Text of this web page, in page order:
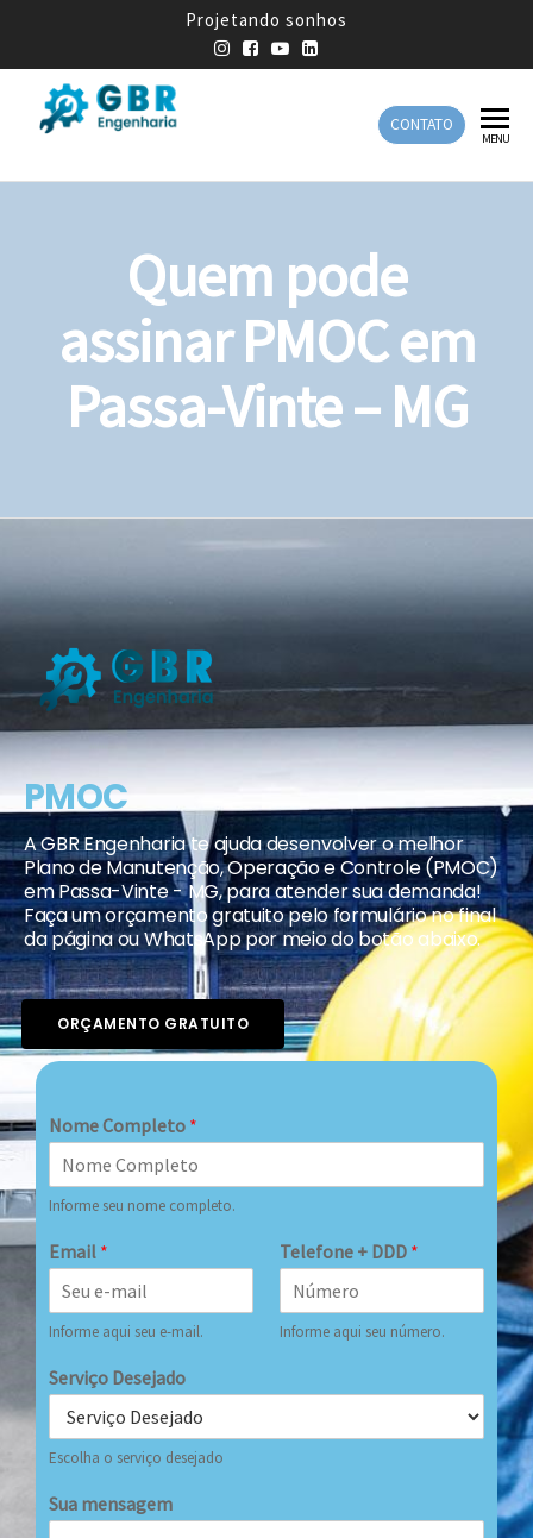
Projetando sonhos
Engenharia
Engenharia
CONTATO
MENU
Quem pode
assinar PMOC em
Passa-Vinte – MG
PMOC
A GBR Engenharia te ajuda desenvolver o melhor
Plano de Manutenção, Operação e Controle (PMOC)
em Passa-Vinte - MG, para atender sua demanda!
Faça um orçamento gratuito pelo formulário no final
da página ou WhatsApp por meio do botão abaixo.
ORÇAMENTO GRATUITO
Nome Completo *
Informe seu nome completo.
Email *
Informe aqui seu e-mail.
Telefone + DDD *
Informe aqui seu número.
Serviço Desejado
Escolha o serviço desejado
Sua mensagem